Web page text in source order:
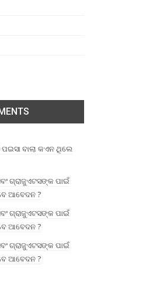
ପଇସା ବାଲା କଏନ ଥିଲେ
ଗ୍ରାଜୁଏଟସଙ୍କ ପାଇଁ
ଆବେଦନ ?
ଗ୍ରାଜୁଏଟସଙ୍କ ପାଇଁ
ଆବେଦନ ?
ଗ୍ରାଜୁଏଟସଙ୍କ ପାଇଁ
ଆବେଦନ ?